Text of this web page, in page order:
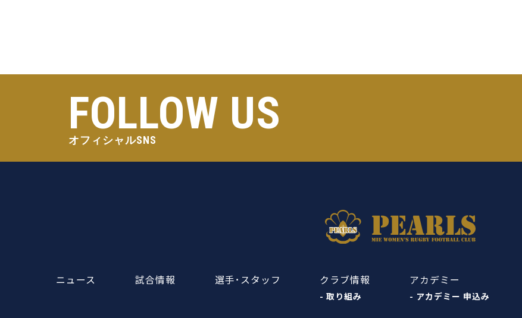
FOLLOW US
オフィシャルSNS
ニュース 試合情報 選手･スタッフ クラブ情報
- 取り組み
アカデミー
- アカデミー 申込み